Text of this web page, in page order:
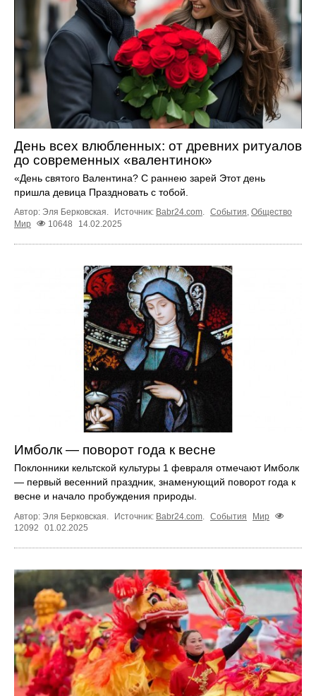
День всех влюбленных: от древних ритуалов
до современных «валентинок»
«День святого Валентина? ‎С раннею зарей Этот день
пришла девица ‎Праздновать с тобой.
Автор: Эля Берковская. Источник: Babr24.com События Общество
Мир
10648 14.02.2025
Имболк — поворот года к весне
Поклонники кельтской культуры 1 февраля отмечают Имболк
— первый весенний праздник, знаменующий поворот года к
весне и начало пробуждения природы.
Автор: Эля Берковская. Источник: Babr24.com. События
Мир
12092
01.02.2025